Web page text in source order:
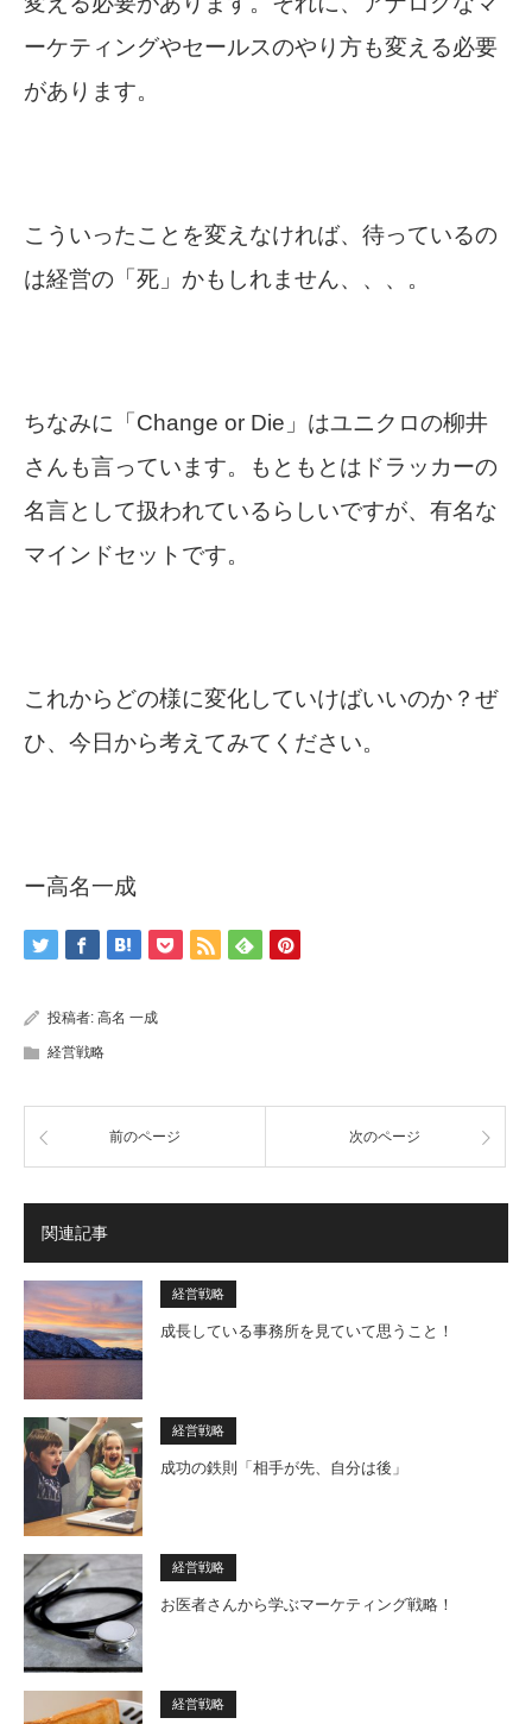
ーケティングやセールスのやり方も変える必要
があります。
こういったことを変えなければ、待っているの
は経営の「死」かもしれません、、、。
ちなみに「Change or Die」はユニクロの柳井
さんも言っています。もともとはドラッカーの
名言として扱われているらしいですが、有名な
マインドセットです。
これからどの様に変化していけばいいのか？ぜ
ひ、今日から考えてみてください。
ー高名一成
投稿者: 高名 一成
経営戦略
前のページ 次のページ
関連記事
経営戦略
成長している事務所を見ていて思うこと！
経営戦略
成功の鉄則「相手が先、自分は後」
経営戦略
お医者さんから学ぶマーケティング戦略！
経営戦略